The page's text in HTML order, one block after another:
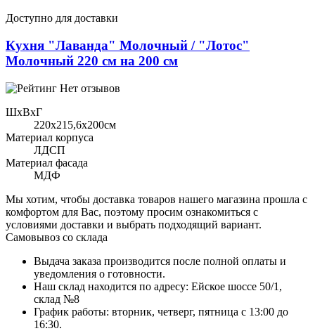
Доступно для доставки
Кухня "Лаванда" Молочный / "Лотос"
Молочный 220 см на 200 см
Нет отзывов
ШхВхГ
220x215,6х200см
Материал корпуса
ЛДСП
Материал фасада
МДФ
Мы хотим, чтобы доставка товаров нашего магазина прошла с
комфортом для Вас, поэтому просим ознакомиться с
условиями доставки и выбрать подходящий вариант.
Самовывоз со склада
Выдача заказа производится после полной оплаты и
уведомления о готовности.
Наш склад находится по адресу: Ейское шоссе 50/1,
склад №8
График работы: вторник, четверг, пятница с 13:00 до
16:30.